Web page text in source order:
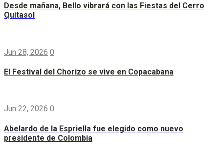
Desde mañana, Bello vibrará con las Fiestas del Cerro
Quitasol
Jun 28, 2026 0
El Festival del Chorizo se vive en Copacabana
Jun 22, 2026 0
Abelardo de la Espriella fue elegido como nuevo
presidente de Colombia